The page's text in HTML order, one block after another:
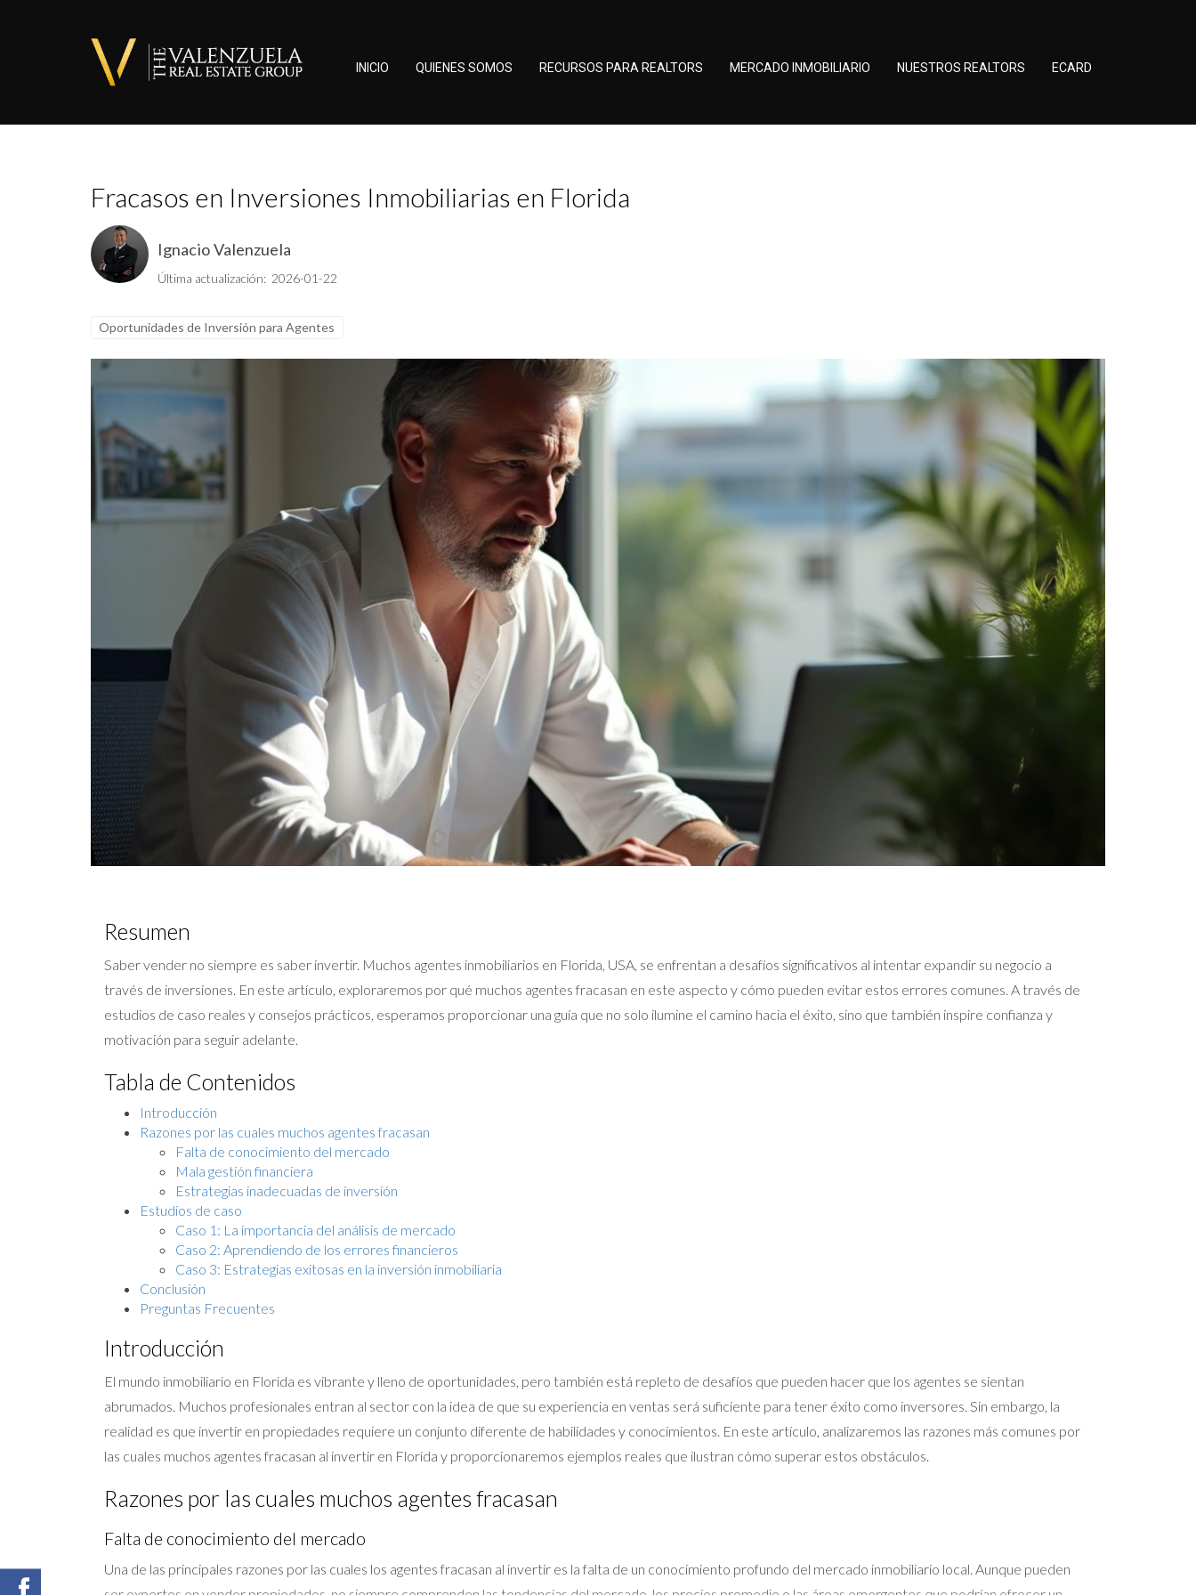
INICIO QUIENES SOMOS RECURSOS PARA REALTORS MERCADO INMOBILIARIO NUESTROS REALTORS ECARD
Fracasos en Inversiones Inmobiliarias en Florida
Ignacio Valenzuela
Última actualización: 2026-01-22
Oportunidades de Inversión para Agentes
Resumen
Saber vender no siempre es saber invertir. Muchos agentes inmobiliarios en Florida, USA, se enfrentan a desafíos significativos al intentar expandir su negocio a
través de inversiones. En este artículo, exploraremos por qué muchos agentes fracasan en este aspecto y cómo pueden evitar estos errores comunes. A través de
estudios de caso reales y consejos prácticos, esperamos proporcionar una guía que no solo ilumine el camino hacia el éxito, sino que también inspire confianza y
motivación para seguir adelante.
Tabla de Contenidos
Introducción
Razones por las cuales muchos agentes fracasan
Falta de conocimiento del mercado
Mala gestión financiera
Estrategias inadecuadas de inversión
Estudios de caso
Caso 1: La importancia del análisis de mercado
Caso 2: Aprendiendo de los errores financieros
Caso 3: Estrategias exitosas en la inversión inmobiliaria
Conclusión
Preguntas Frecuentes
Introducción
El mundo inmobiliario en Florida es vibrante y lleno de oportunidades, pero también está repleto de desafíos que pueden hacer que los agentes se sientan
abrumados. Muchos profesionales entran al sector con la idea de que su experiencia en ventas será suficiente para tener éxito como inversores. Sin embargo, la
realidad es que invertir en propiedades requiere un conjunto diferente de habilidades y conocimientos. En este artículo, analizaremos las razones más comunes por
las cuales muchos agentes fracasan al invertir en Florida y proporcionaremos ejemplos reales que ilustran cómo superar estos obstáculos.
Razones por las cuales muchos agentes fracasan
Falta de conocimiento del mercado
Una de las principales razones por las cuales los agentes fracasan al invertir es la falta de un conocimiento profundo del mercado inmobiliario local. Aunque pueden